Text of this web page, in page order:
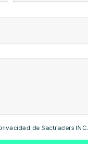
de Sactraders INC.